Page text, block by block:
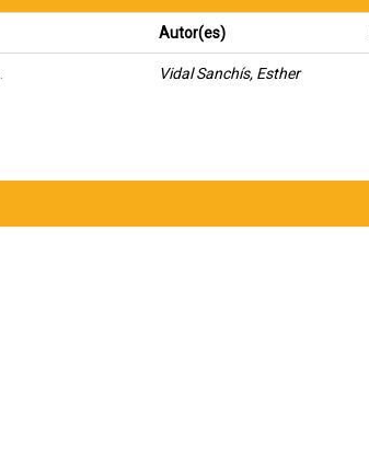
Autor(es)
Vidal Sanchís, Esther